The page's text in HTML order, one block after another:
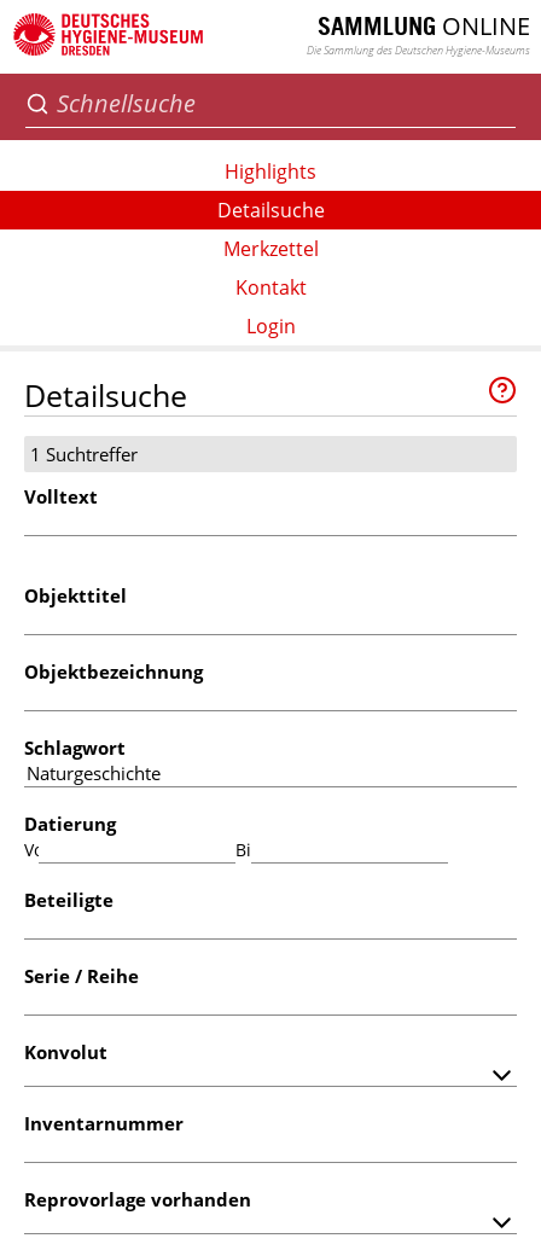
SAMMLUNG ONLINE
Die Sammlung des Deutschen Hygiene-Museums
Highlights
Detailsuche
Merkzettel
Kontakt
Login
Detailsuche
1 Suchtreffer
Volltext
Objekttitel
Objektbezeichnung
Schlagwort
Datierung
Von: Bis:
Beteiligte
Serie / Reihe
Konvolut
Inventarnummer
Reprovorlage vorhanden